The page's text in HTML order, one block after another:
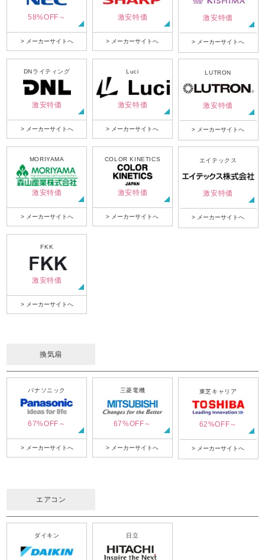
58%OFF～
> メーカーサイトへ
激安特価
> メーカーサイトへ
激安特価
> メーカーサイトへ
DNライティング
激安特価
> メーカーサイトへ
Luci
激安特価
> メーカーサイトへ
LUTRON
激安特価
> メーカーサイトへ
MORIYAMA
激安特価
> メーカーサイトへ
COLOR KINETICS
激安特価
> メーカーサイトへ
エイテックス
激安特価
> メーカーサイトへ
FKK
激安特価
> メーカーサイトへ
換気扇
パナソニック
67%OFF～
> メーカーサイトへ
三菱電機
67%OFF～
> メーカーサイトへ
東芝キャリア
62%OFF～
> メーカーサイトへ
エアコン
ダイキン 日立